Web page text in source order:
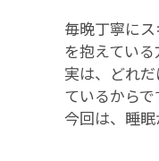
毎晩丁寧に
を抱えてい
実は、どれ
ているからで
今回は、睡